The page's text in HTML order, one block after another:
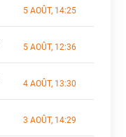
5 AOÛT, 14:25
5 AOÛT, 12:36
4 AOÛT, 13:30
3 AOÛT, 14:29